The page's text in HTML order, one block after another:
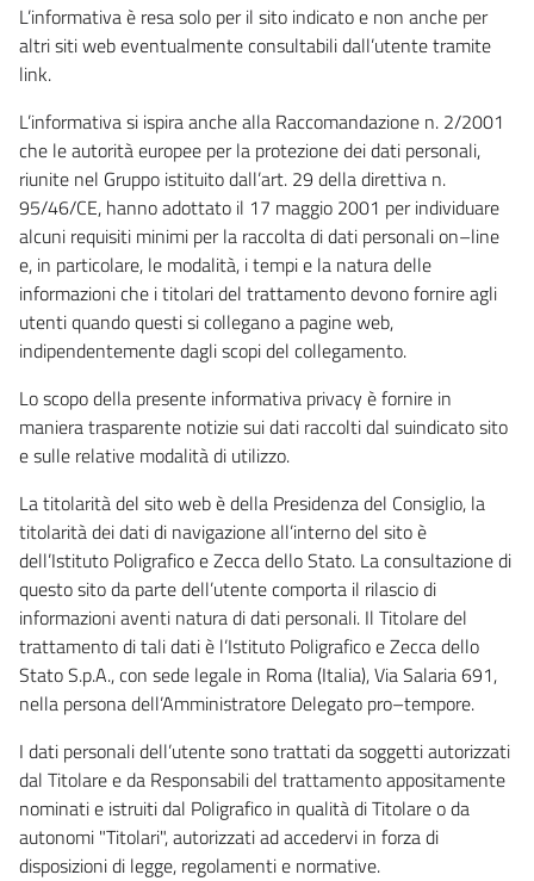
L’informativa è resa solo per il sito indicato e non anche per
altri siti web eventualmente consultabili dall’utente tramite
link.
L’informativa si ispira anche alla Raccomandazione n. 2/2001
che le autorità europee per la protezione dei dati personali,
riunite nel Gruppo istituito dall’art. 29 della direttiva n.
95/46/CE, hanno adottato il 17 maggio 2001 per individuare
alcuni requisiti minimi per la raccolta di dati personali on–line
e, in particolare, le modalità, i tempi e la natura delle
informazioni che i titolari del trattamento devono fornire agli
utenti quando questi si collegano a pagine web,
indipendentemente dagli scopi del collegamento.
Lo scopo della presente informativa privacy è fornire in
maniera trasparente notizie sui dati raccolti dal suindicato sito
e sulle relative modalità di utilizzo.
La titolarità del sito web è della Presidenza del Consiglio, la
titolarità dei dati di navigazione all’interno del sito è
dell’Istituto Poligrafico e Zecca dello Stato. La consultazione di
questo sito da parte dell’utente comporta il rilascio di
informazioni aventi natura di dati personali. Il Titolare del
trattamento di tali dati è l’Istituto Poligrafico e Zecca dello
Stato S.p.A., con sede legale in Roma (Italia), Via Salaria 691,
nella persona dell’Amministratore Delegato pro–tempore.
I dati personali dell’utente sono trattati da soggetti autorizzati
dal Titolare e da Responsabili del trattamento appositamente
nominati e istruiti dal Poligrafico in qualità di Titolare o da
autonomi "Titolari", autorizzati ad accedervi in forza di
disposizioni di legge, regolamenti e normative.